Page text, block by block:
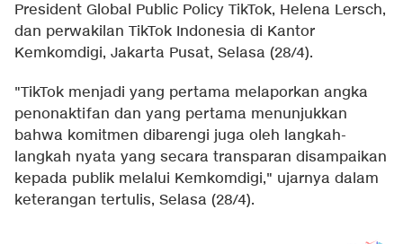
President Global Public Policy TikTok, Helena Lersch,
dan perwakilan TikTok Indonesia di Kantor
Kemkomdigi, Jakarta Pusat, Selasa (28/4).
"TikTok menjadi yang pertama melaporkan angka
penonaktifan dan yang pertama menunjukkan
bahwa komitmen dibarengi juga oleh langkah-
langkah nyata yang secara transparan disampaikan
kepada publik melalui Kemkomdigi," ujarnya dalam
keterangan tertulis, Selasa (28/4).